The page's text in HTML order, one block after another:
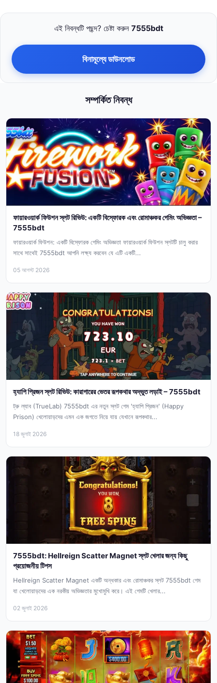
এই নিবন্ধটি পছন্দ? চেষ্টা করুন 7555bdt
বিনামূল্যে ডাউনলোড
সম্পর্কিত নিবন্ধ
ফায়ারওয়ার্ক ফিউশন স্লট রিভিউ: একটি বিস্ফোরক এবং রোমাঞ্চকর গেমিং অভিজ্ঞতা –
7555bdt
ফায়ারওয়ার্ক ফিউশন: একটি বিস্ফোরক গেমিং অভিজ্ঞতা ফায়ারওয়ার্ক ফিউশন স্লটটি চালু করার
সাথে সাথেই 7555bdt আপনি লক্ষ্য করবেন যে এটি একটি...
05 আগস্ট 2026
হ্যাপি প্রিজন স্লট রিভিউ: কারাগারের ভেতর রূপকথার অদ্ভুত লড়াই – 7555bdt
ট্রু ল্যাব (TrueLab) 7555bdt এর নতুন স্লট গেম 'হ্যাপি প্রিজন' (Happy
Prison) খেলোয়াড়দের এমন এক জগতে নিয়ে যায় যেখানে রূপকথার...
18 জুলাই 2026
7555bdt: Hellreign Scatter Magnet স্লট খেলার জন্য কিছু
প্রয়োজনীয় টিপস
Hellreign Scatter Magnet একটি অন্ধকার এবং রোমাঞ্চকর স্লট 7555bdt গেম
যা খেলোয়াড়দের এক নরকীয় অভিজ্ঞতার মুখোমুখি করে। এই গেমটি খেলার...
02 জুলাই 2026